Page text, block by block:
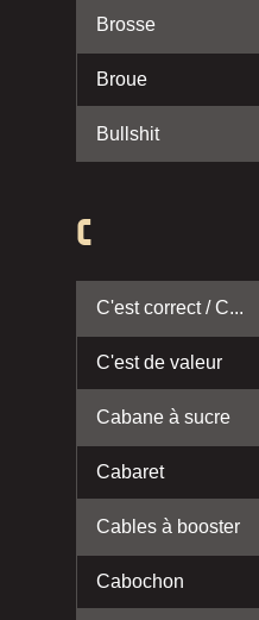
Brosse
Broue
Bullshit
C
C'est correct / C...
C'est de valeur
Cabane à sucre
Cabaret
Cables à booster
Cabochon